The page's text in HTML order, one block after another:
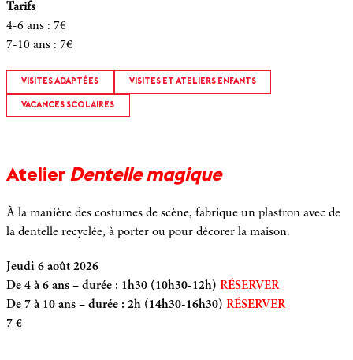
Tarifs
4-6 ans : 7€
7-10 ans : 7€
VISITES ADAPTÉES VISITES ET ATELIERS ENFANTS
VACANCES SCOLAIRES
Atelier Dentelle magique
À la manière des costumes de scène, fabrique un plastron avec de
la dentelle recyclée, à porter ou pour décorer la maison.
Jeudi 6 août 2026
De 4 à 6 ans – durée : 1h30 (10h30-12h) RÉSERVER
De 7 à 10 ans – durée : 2h (14h30-16h30) RÉSERVER
7 €